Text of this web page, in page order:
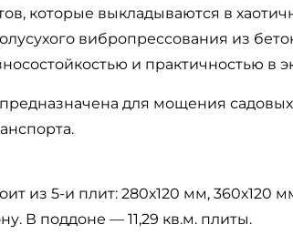
которые выкладываются в
вибропрессования из
и практичностью в
для мощения
из 5-и плит: 280х120 мм, 360х120
В поддоне — 11,29 кв.м. плиты.